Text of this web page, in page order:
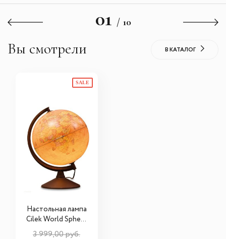
01 / 10
Вы смотрели В КАТАЛОГ
SALE
Настольная лампа
Cilek World Sphere
3 999,00 руб.